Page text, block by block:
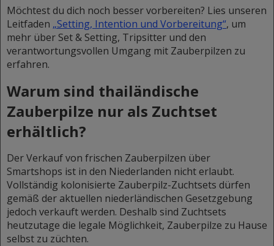
Möchtest du dich noch besser vorbereiten? Lies unseren
Leitfaden „Setting, Intention und Vorbereitung“, um
mehr über Set & Setting, Tripsitter und den
verantwortungsvollen Umgang mit Zauberpilzen zu
erfahren.
Warum sind thailändische
Zauberpilze nur als Zuchtset
erhältlich?
Der Verkauf von frischen Zauberpilzen über
Smartshops ist in den Niederlanden nicht erlaubt.
Vollständig kolonisierte Zauberpilz-Zuchtsets dürfen
gemäß der aktuellen niederländischen Gesetzgebung
jedoch verkauft werden. Deshalb sind Zuchtsets
heutzutage die legale Möglichkeit, Zauberpilze zu Hause
selbst zu züchten.